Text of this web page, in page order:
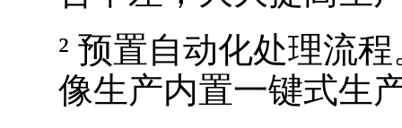
² 预置自动化处理流
像生产内置一键式生